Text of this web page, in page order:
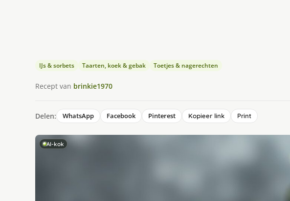
IJs & sorbets Taarten, koek & gebak Toetjes & nagerechten
Recept van brinkie1970
Delen: WhatsApp Facebook Pinterest Kopieer link Print
AI-kok